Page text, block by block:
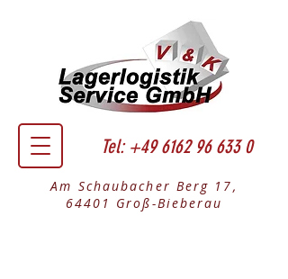
Tel: +49 6162 96 633 0
Am Schaubacher Berg 17,
64401 Groß-Bieberau